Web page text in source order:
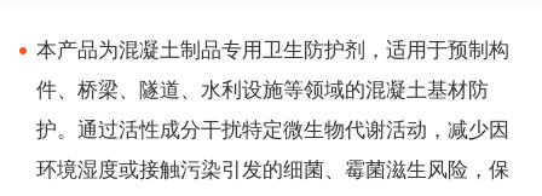
本产品为混凝土制品专用卫生防护剂，适用于预制构
件、桥梁、隧道、水利设施等领域的混凝土基材防
护。通过活性成分干扰特定微生物代谢活动，减少因
环境湿度或接触污染引发的细菌、霉菌滋生风险，保